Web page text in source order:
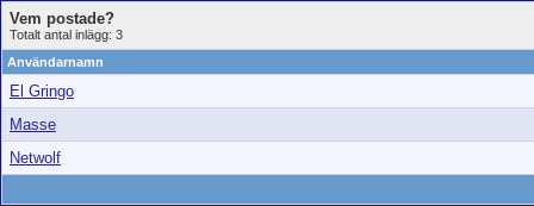
Vem postade?
Totalt antal inlägg: 3
Användarnamn
El Gringo
Masse
Netwolf